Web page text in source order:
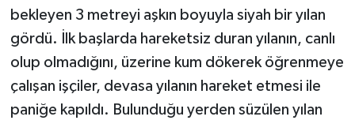
bekleyen 3 metreyi aşkın boyuyla siyah bir yılan
gördü. İlk başlarda hareketsiz duran yılanın, canlı
olup olmadığını, üzerine kum dökerek öğrenmeye
çalışan işçiler, devasa yılanın hareket etmesi ile
paniğe kapıldı. Bulunduğu yerden süzülen yılan